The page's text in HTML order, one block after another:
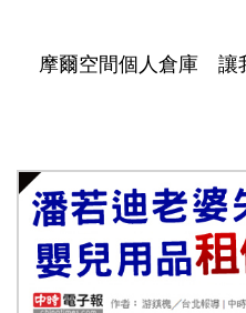
摩爾空間個人倉庫 讓